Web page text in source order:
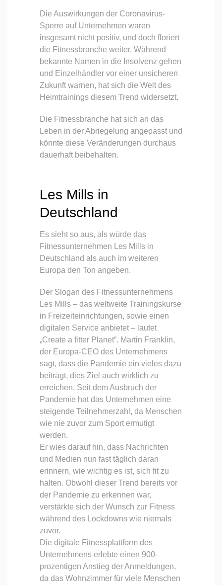
Die Auswirkungen der Coronavirus-
Sperre auf Unternehmen waren
insgesamt nicht positiv, und doch floriert
die Fitnessbranche weiter. Während
bekannte Namen in die Insolvenz gehen
und Einzelhändler vor einer unsicheren
Zukunft warnen, hat sich die Welt des
Heimtrainings diesem Trend widersetzt.
Die Fitnessbranche hat sich an das
Leben in der Abriegelung angepasst und
könnte diese Veränderungen durchaus
dauerhaft beibehalten.
Les Mills in
Deutschland
Es sieht so aus, als würde das
Fitnessunternehmen Les Mills in
Deutschland als auch im weiteren
Europa den Ton angeben.
Der Slogan des Fitnessunternehmens
Les Mills – das weltweite Trainingskurse
in Freizeiteinrichtungen, sowie einen
digitalen Service anbietet – lautet
„Create a fitter Planet“. Martin Franklin,
der Europa-CEO des Unternehmens
sagt, dass die Pandemie ein vieles dazu
beiträgt, dies Ziel auch wirklich zu
erreichen. Seit dem Ausbruch der
Pandemie hat das Unternehmen eine
steigende Teilnehmerzahl, da Menschen
wie nie zuvor zum Sport ermutigt
werden.
Er wies darauf hin, dass Nachrichten
und Medien nun fast täglich daran
erinnern, wie wichtig es ist, sich fit zu
halten. Obwohl dieser Trend bereits vor
der Pandemie zu erkennen war,
verstärkte sich der Wunsch zur Fitness
während des Lockdowns wie niemals
zuvor.
Die digitale Fitnessplattform des
Unternehmens erlebte einen 900-
prozentigen Anstieg der Anmeldungen,
da das Wohnzimmer für viele Menschen